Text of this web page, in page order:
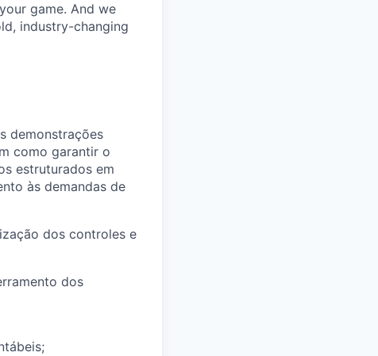
game. And we
industry-changing
demonstrações
como garantir o
estruturados em
às demandas de
dos controles e
dos